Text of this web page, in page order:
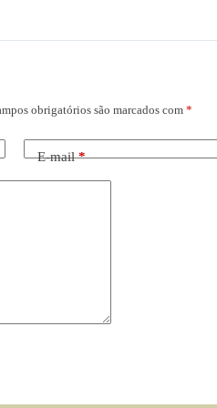
obrigatórios são marcados com *
E-mail*